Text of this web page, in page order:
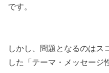
です。
しかし、問題となるのはス
した「テーマ・メッセージ